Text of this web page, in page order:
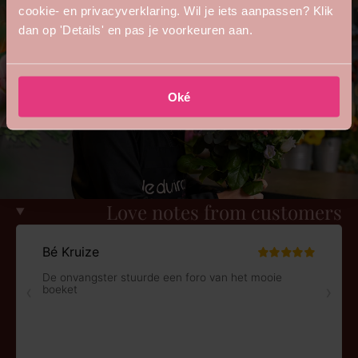
cookie- en privacyverklaring. Wil je iets aanpassen? Klik
dan op 'Details' en pas je voorkeuren aan.
Oké
Love notes from customers